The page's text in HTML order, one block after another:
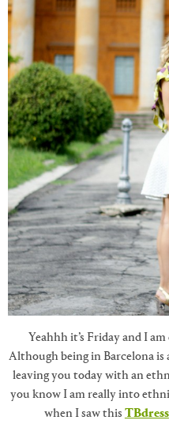
Yeahhh it’s Friday and I
Although being in Barcelona is
leaving you today with an
you know I am really into
when I saw this TBdress